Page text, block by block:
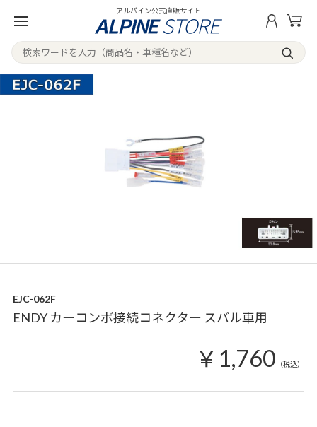
アルパイン公式直販サイト
EJC-062F
ENDY カーコンポ接続コネクター スバル車用
￥1,760 （税込）